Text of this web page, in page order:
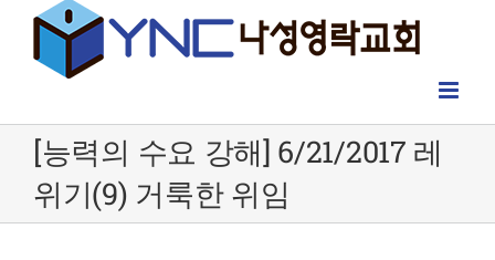
[능력의 수요 강해] 6/21/2017 레
위기(9) 거룩한 위임